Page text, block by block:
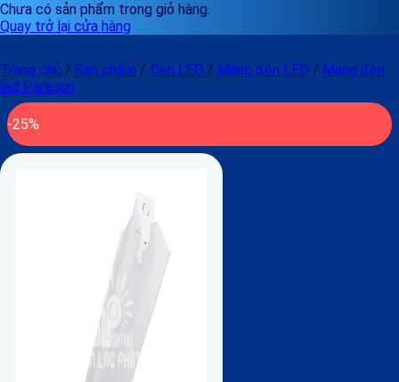
Chưa có sản phẩm trong giỏ hàng.
Quay trở lại cửa hàng
Trang chủ / Sản phẩm / Đèn LED / Máng đèn LED / Máng đèn
led Paragon
-25%